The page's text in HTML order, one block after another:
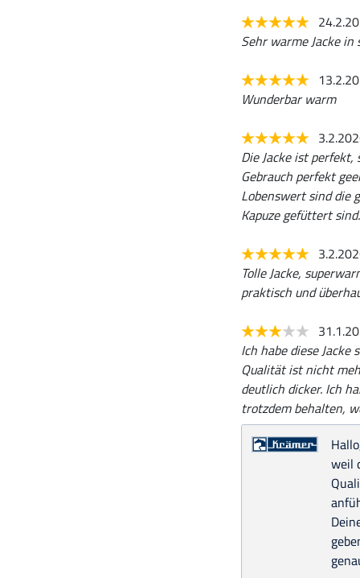
Sehr warme Jacke
Wunderbar warm
Die Jacke ist
Gebrauch perfekt
Lobenswert sind die
Kapuze gefüttert
Tolle Jacke,
praktisch und
Ich habe diese
Qualität ist nicht
deutlich dicker. Ich
trotzdem behalten,
weil